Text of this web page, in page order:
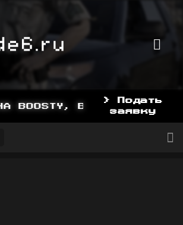
BOOSTY.TO/YDDY
> Подать
заявку